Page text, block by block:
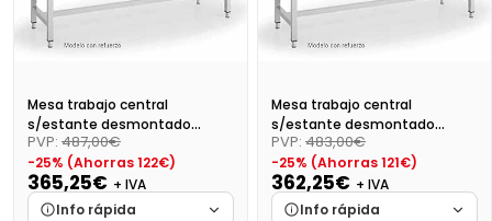
Mesa trabajo central
s/estante desmontado
Dim:1200X700X850
PVP: 487,00€
-25% (Ahorras 122€)
365,25€ + IVA
Info rápida
Mesa trabajo central
s/estante desmontado
Dim:1100X700X850 Mm
PVP: 483,00€
-25% (Ahorras 121€)
362,25€ + IVA
Info rápida